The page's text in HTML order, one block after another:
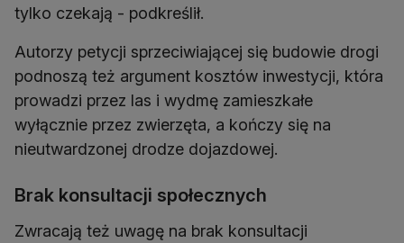
tylko czekają - podkreślił.
Autorzy petycji sprzeciwiającej się budowie drogi
podnoszą też argument kosztów inwestycji, która
prowadzi przez las i wydmę zamieszkałe
wyłącznie przez zwierzęta, a kończy się na
nieutwardzonej drodze dojazdowej.
Brak konsultacji społecznych
Zwracają też uwagę na brak konsultacji